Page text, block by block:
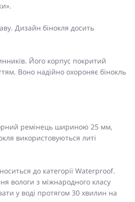
Дизайн бінокля досить
Його корпус покритий
Воно надійно охороняє бінокль
ремінець шириною 25 мм,
використовуються литі
до категорії Waterproof.
вологи з міжнародного класу
у воді протягом 30 хвилин на